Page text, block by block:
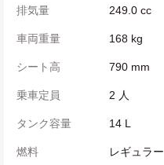
排気量 249.0 cc
車両重量 168 kg
シート高 790 mm
乗車定員 2 人
タンク容量 14 L
燃料 レギュラー